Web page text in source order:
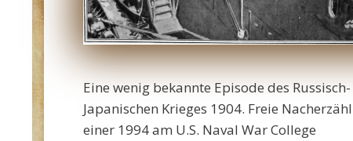
Eine wenig bekannte Episode des Russisch-
Japanischen Krieges 1904. Freie
einer 1994 am U.S. Naval War College